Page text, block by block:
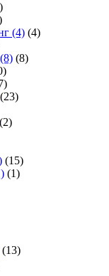
(4) (4)
(8) (8)
(23)
(2)
(15)
(1)
(13)